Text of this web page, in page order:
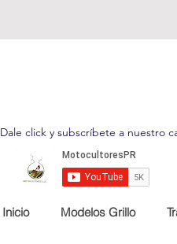
Dale click y subscríbete a nuestro
Inicio Modelos Grillo